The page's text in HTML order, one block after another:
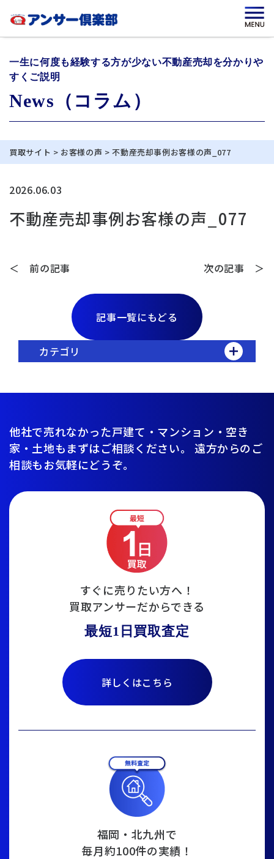
一生に何度も経験する方が少ない不動産売却を分かりや
すくご説明
News（コラム）
買取サイト > お客様の声 >不動産売却事例お客様の声_077
カテゴリ
2026.06.03
不動産売却事例お客様の声_077
＜ 前の記事 次の記事 ＞
記事一覧にもどる
他社で売れなかった戸建て・マンション・空き
家・土地もまずはご相談ください。
遠方からのご
相談もお気軽にどうぞ。
すぐに売りたい方へ！
買取アンサーだからできる
最短1日買取査定
詳しくはこちら
福岡・北九州で
毎月約100件の実績！